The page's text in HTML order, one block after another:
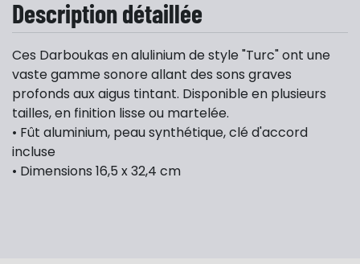
Description détaillée
Ces Darboukas en alulinium de style "Turc" ont une
vaste gamme sonore allant des sons graves
profonds aux aigus tintant. Disponible en plusieurs
tailles, en finition lisse ou martelée.
• Fût aluminium, peau synthétique, clé d'accord
incluse
• Dimensions 16,5 x 32,4 cm